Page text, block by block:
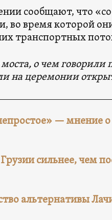
сообщают, что
во время которой
транспортных
о чем говорили
на церемонии
— мнение
сильнее, чем
альтернативы